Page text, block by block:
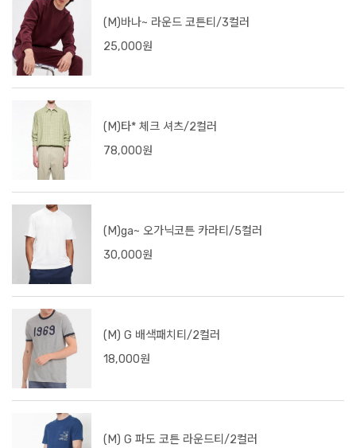
(M)바나~ 라운드 코튼티/3컬러
25,000원
(M)타* 체크 셔츠/2컬러
78,000원
(M)ga~ 오가닉코튼 카라티/5컬러
30,000원
(M) G 배색패치티/2컬러
18,000원
(M) G 파도 코튼 라운드티/2컬러